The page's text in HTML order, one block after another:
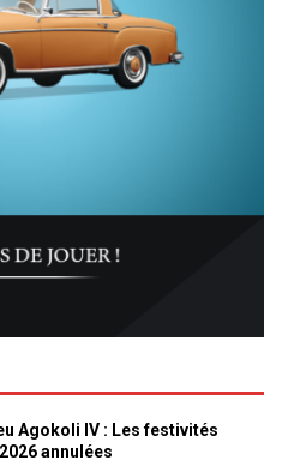
Agokoli IV : Les festivités
annulées